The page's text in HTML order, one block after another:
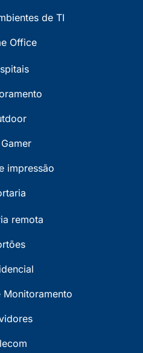
de TI
Office
impressão
remota
Monitoramento